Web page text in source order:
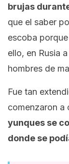
brujas
que el saber
escoba
ello, en Rusia
hombres de
Fue tan
comenzaron a
yunques se
donde se